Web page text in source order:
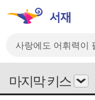
마지막 키스